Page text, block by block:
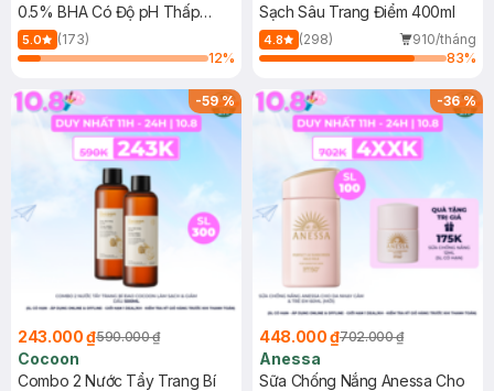
0.5% BHA Có Độ pH Thấp
150ml
5.0
(173)
12%
Sạch Sâu Trang Điểm 400ml
4.8 (298)
910/tháng
83%
-59%
243.000 ₫590.000 ₫
Cocoon
Combo 2 Nước Tẩy Trang Bí
-36%
448.000 ₫702.000 ₫
Anessa
Sữa Chống Nắng Anessa Cho